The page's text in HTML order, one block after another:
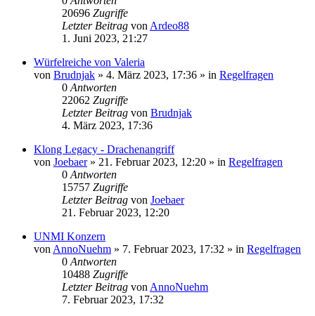
20696 Zugriffe
Letzter Beitrag von Ardeo88
1. Juni 2023, 21:27
Würfelreiche von Valeria
von Brudnjak » 4. März 2023, 17:36 » in Regelfragen
0 Antworten
22062 Zugriffe
Letzter Beitrag von Brudnjak
4. März 2023, 17:36
Klong Legacy - Drachenangriff
von Joebaer» 21. Februar 2023, 12:20 » in Regelfragen
0 Antworten
15757 Zugriffe
Letzter Beitrag von Joebaer
21. Februar 2023, 12:20
UNMI Konzern
von AnnoNuehm » 7. Februar 2023, 17:32 » in Regelfragen
0 Antworten
10488 Zugriffe
Letzter Beitrag von AnnoNuehm
7. Februar 2023, 17:32